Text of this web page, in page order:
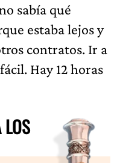
sabía qué
estaba lejos y
contratos. Ir a
Hay 12 horas
LOS